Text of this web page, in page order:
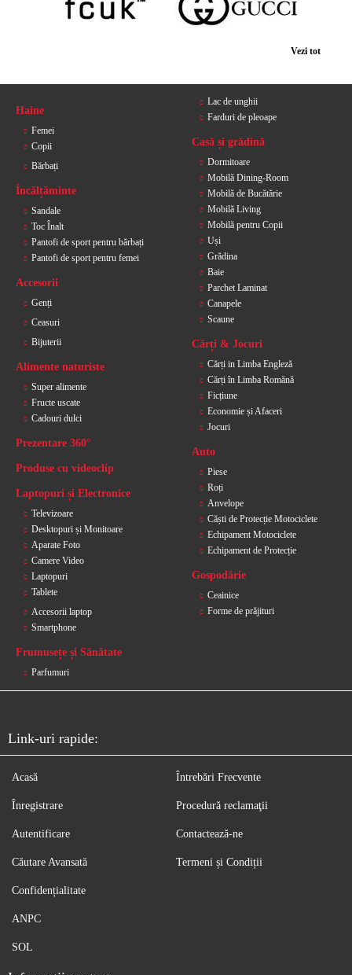
Vezi tot
Haine
Femei
Copii
Bărbați
Încălțăminte
Sandale
Toc Înalt
Pantofi de sport pentru bărbați
Pantofi de sport pentru femei
Accesorii
Genți
Ceasuri
Bijuterii
Alimente naturiste
Super alimente
Fructe uscate
Cadouri dulci
Prezentare 360°
Produse cu videoclip
Laptopuri și Electronice
Televizoare
Desktopuri și Monitoare
Aparate Foto
Camere Video
Laptopuri
Tablete
Accesorii laptop
Smartphone
Frumusețe și Sănătate
Parfumuri
Lac de unghii
Farduri de pleoape
Casă și grădină
Dormitoare
Mobilă Dining-Room
Mobilă de Bucătărie
Mobilă Living
Mobilă pentru Copii
Uși
Grădina
Baie
Parchet Laminat
Canapele
Scaune
Cărți & Jocuri
Cărți in Limba Engleză
Cărți în Limba Romănă
Ficțiune
Economie și Afaceri
Jocuri
Auto
Piese
Roți
Anvelope
Căști de Protecție Motociclete
Echipament Motociclete
Echipament de Protecție
Gospodărie
Ceainice
Forme de prăjituri
Link-uri rapide:
Acasă
Înregistrare
Autentificare
Căutare Avansată
Întrebări Frecvente
Procedură reclamaţii
Contactează-ne
Termeni și Condiții
Confidențialitate
ANPC
SOL